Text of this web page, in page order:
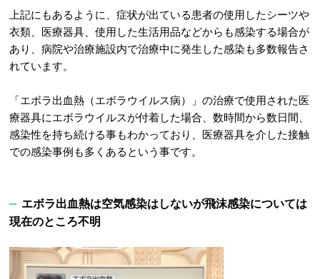
上記にもあるように、症状が出ている患者の使用したシーツや
衣類、医療器具、使用した生活用品などからも感染する場合が
あり、病院や治療施設内で治療中に発生した感染も多数報告さ
れています。
「エボラ出血熱（エボラウイルス病）」の治療で使用された医
療器具にエボラウイルスが付着した場合、数時間から数日間、
感染性を持ち続ける事もわかっており、医療器具を介した接触
での感染事例も多くあるという事です。
エボラ出血熱は空気感染はしないが飛沫感染については
現在のところ不明